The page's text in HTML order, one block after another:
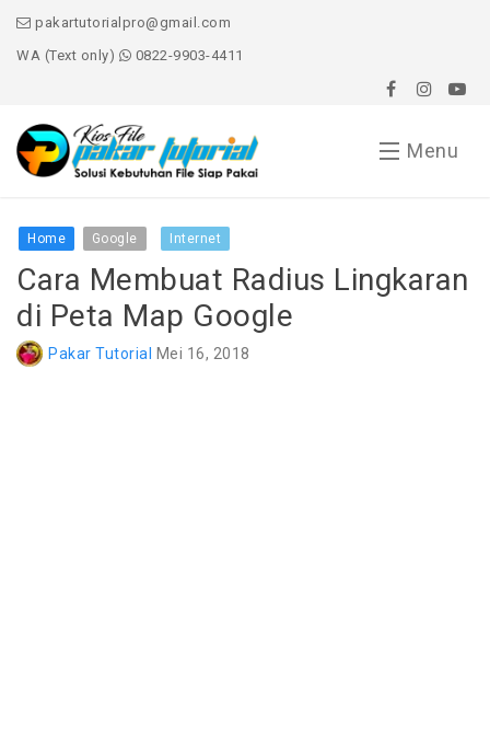
pakartutorialpro@gmail.com
WA (Text only)
0822-9903-4411
Menu
Home
Word
Excel
Home Google Internet
Cara Membuat Radius Lingkaran
di Peta Map Google
Pakar Tutorial Mei 16, 2018